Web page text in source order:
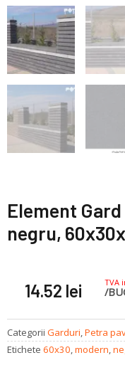
Element
negru,
14.52 lei TVA
/
Categorii Garduri,Petra
Etichete 60x30,modern,